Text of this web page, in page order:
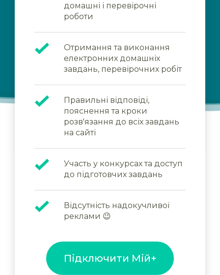
домашні і перевірочні
роботи
Отримання та виконання
електронних домашніх
завдань, перевірочних робіт
Правильні відповіді,
пояснення та кроки
розв'язання до всіх завдань
на сайті
Участь у конкурсах та доступ
до підготовчих завдань
Відсутність надокучливої
реклами 😉
Підключити Мій+